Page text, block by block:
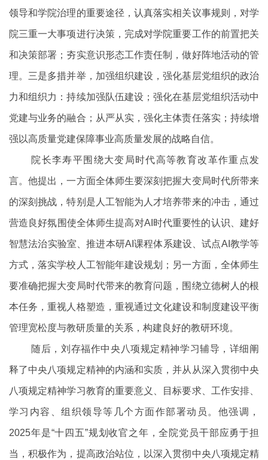
领导和学院治理的重要途径，认真落实相关议事规则，对学
院三重一大事项进行决策，完成对学院重要工作的前置把关
和决策部署；夯实意识形态工作责任制，做好阵地活动的管
理。三是多措并举，加强组织建设，强化基层党组织的政治
力和组织力：持续加强队伍建设；强化在基层党组织活动中
党建与业务的融合；从严从实，强化主体责任落实；持续增
强以高质量党建保障事业高质量发展的战略自信。
院长李寿平围绕大变局时代高等教育改革作重点发
言。他提出，一方面全体师生要深刻把握大变局时代所带来
的深刻挑战，特别是人工智能为人才培养带来的冲击，通过
营造良好氛围使全体师生提高对AI时代重要性的认识、建好
智慧法治实验室、推进本研AI课程体系建设、试点AI教学等
方式，落实学校人工智能年建设规划；另一方面，全体师生
要准确把握大变局时代带来的教育问题，围绕立德树人的根
本任务，重视人格塑造，重视通过文化建设和制度建设平衡
管理宽松度与教研质量的关系，构建良好的教研环境。
随后，刘存福作中央八项规定精神学习辅导，详细阐
释了中央八项规定精神的内涵和实质，并从从深入贯彻中央
八项规定精神学习教育的重要意义、目标要求、工作安排、
学习内容、组织领导等几个方面作部署动员。他强调，
2025年是“十四五”规划收官之年，全院党员干部应勇于担
当，积极作为，提高政治站位，以深入贯彻中央八项规定精